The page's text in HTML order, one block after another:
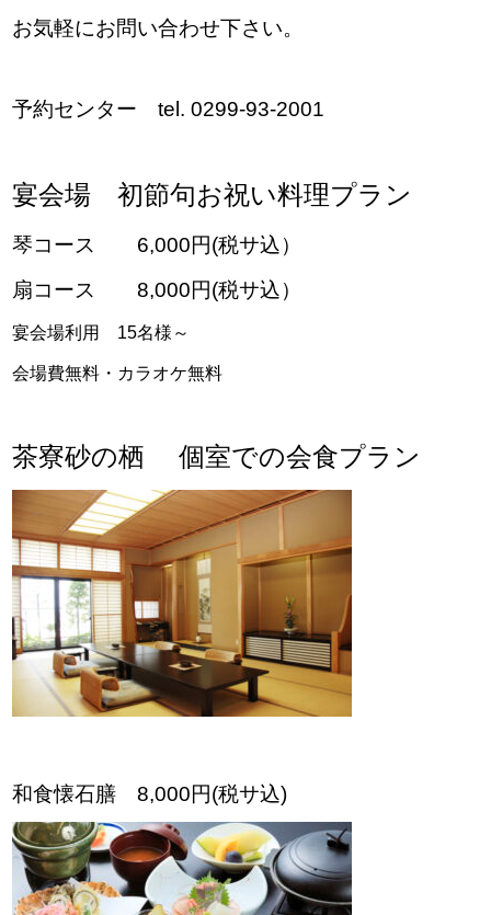
お気軽にお問い合わせ下さい。
予約センター tel. 0299-93-2001
宴会場 初節句お祝い料理プラン
琴コース 6,000円(税サ込）
扇コース 8,000円(税サ込）
宴会場利用 15名様～
会場費無料・カラオケ無料
茶寮砂の栖 個室での会食プラン
和食懐石膳 8,000円(税サ込)